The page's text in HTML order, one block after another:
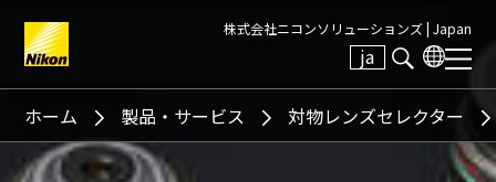
株式会社ニコンソリューションズ | Japan
ja
Search keyword(s)
ホーム 製品・サービス 対物レンズセレクター